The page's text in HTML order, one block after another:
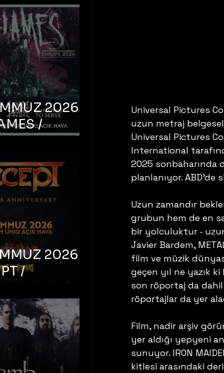
Universal Pictures
uzun metraj
Universal Pictures
International
2025 sonbaharında
planlanıyor. ABD'de
Uzun zamandır
grubun hem de en
bir yolculuktur -
Javier Bardem,
film ve müzik
geçen yıl ne yazık
son röportaj da
röportajlar da yer
Film, nadir arşiv
yer aldığı yepyeni
sunuyor. IRON
kitlesi arasındaki
2026 –
/
DEATH /
– İstanbul,
Uniq
2026 –
/
/
‘N’
– İstanbul,
Uniq